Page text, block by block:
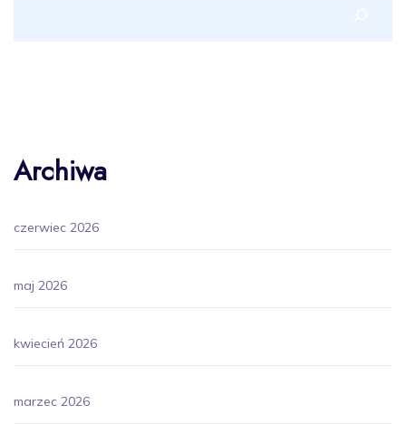
Archiwa
czerwiec 2026
maj 2026
kwiecień 2026
marzec 2026